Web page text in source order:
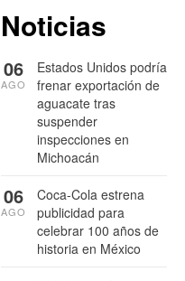
Noticias
Estados Unidos podría
frenar exportación de
aguacate tras
suspender
inspecciones en
Michoacán
06
AGO
Coca-Cola estrena
publicidad para
celebrar 100 años de
historia en México
06
AGO